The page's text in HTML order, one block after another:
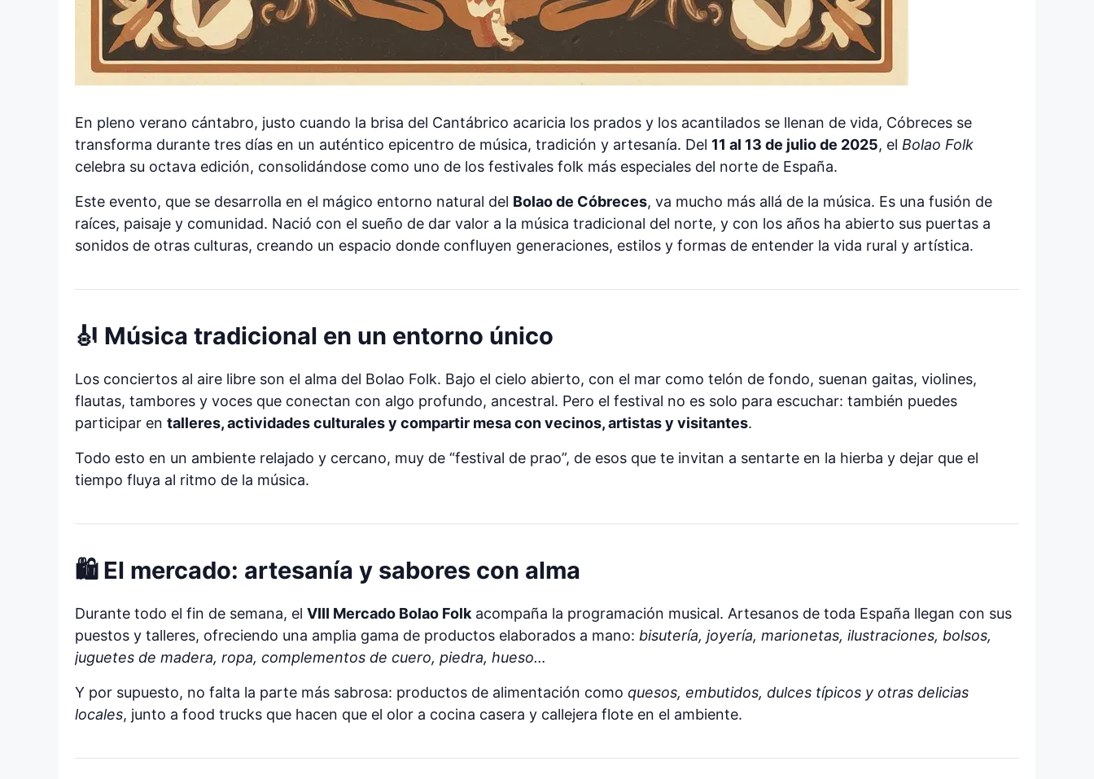
En pleno verano cántabro, justo cuando la brisa del Cantábrico acaricia los prados y los acantilados se llenan de vida, Cóbreces se
transforma durante tres días en un auténtico epicentro de música, tradición y artesanía. Del 11 al 13 de julio de 2025, el Bolao Folk
celebra su octava edición, consolidándose como uno de los festivales folk más especiales del norte de España.
Este evento, que se desarrolla en el mágico entorno natural del Bolao de Cóbreces, va mucho más allá de la música. Es una fusión de
raíces, paisaje y comunidad. Nació con el sueño de dar valor a la música tradicional del norte, y con los años ha abierto sus puertas a
sonidos de otras culturas, creando un espacio donde confluyen generaciones, estilos y formas de entender la vida rural y artística.
🎻 Música tradicional en un entorno único
Los conciertos al aire libre son el alma del Bolao Folk. Bajo el cielo abierto, con el mar como telón de fondo, suenan gaitas, violines,
flautas, tambores y voces que conectan con algo profundo, ancestral. Pero el festival no es solo para escuchar: también puedes
participar en talleres, actividades culturales y compartir mesa con vecinos, artistas y visitantes.
Todo esto en un ambiente relajado y cercano, muy de “festival de prao”, de esos que te invitan a sentarte en la hierba y dejar que el
tiempo fluya al ritmo de la música.
🛍️ El mercado: artesanía y sabores con alma
Durante todo el fin de semana, el VIII Mercado Bolao Folk acompaña la programación musical. Artesanos de toda España llegan con sus
puestos y talleres, ofreciendo una amplia gama de productos elaborados a mano: bisutería, joyería, marionetas, ilustraciones, bolsos,
juguetes de madera, ropa, complementos de cuero, piedra, hueso…
Y por supuesto, no falta la parte más sabrosa: productos de alimentación como quesos, embutidos, dulces típicos y otras delicias
locales, junto a food trucks que hacen que el olor a cocina casera y callejera flote en el ambiente.